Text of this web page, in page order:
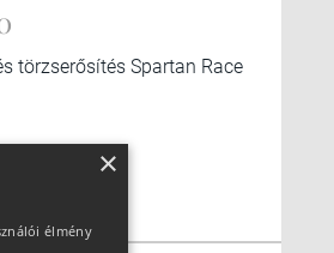
törzserősítés Spartan Race
×
élmény